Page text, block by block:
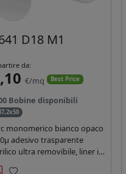
D18 M1
da:
€/mq Best Price
Bobine disponibili
monomerico bianco opaco
adesivo trasparente
ultra removibile, liner in
kraft da 140gr/mq. Durata